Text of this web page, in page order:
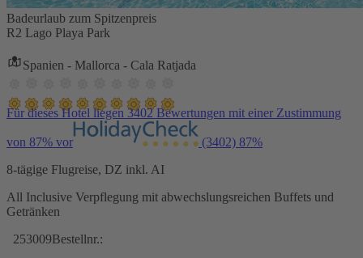
Badeurlaub zum Spitzenpreis
R2 Lago Playa Park
Spanien - Mallorca - Cala Ratjada
Für dieses Hotel liegen 3402 Bewertungen mit einer Zustimmung
von 87% vor (3402) 87%
8-tägige Flugreise, DZ inkl. AI
All Inclusive Verpflegung mit abwechslungsreichen Buffets und
Getränken
253009Bestellnr.: